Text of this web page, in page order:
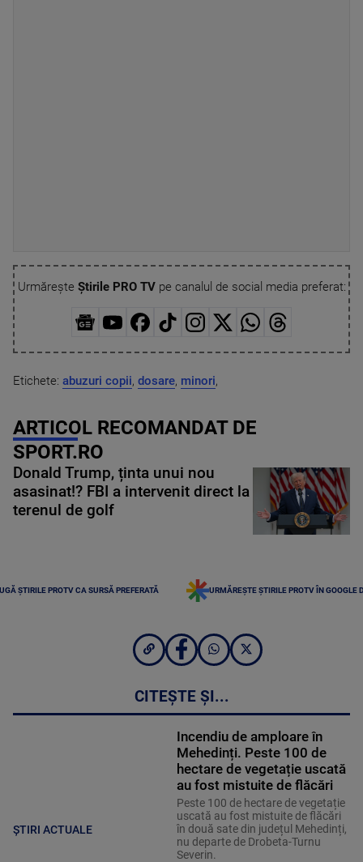
Urmărește Știrile PRO TVpe canalul de social media preferat:
Etichete: abuzuri copii, dosare, minori,
ARTICOL RECOMANDAT DE
SPORT.RO
Donald Trump, ținta unui nou
asasinat!? FBI a intervenit direct la
terenul de golf
ȘTIRILE PROTV CA SURSĂ PREFERATĂ URMĂREȘTE ȘTIRILE PROTV ÎN GOOGLE
CITEȘTE ȘI...
ȘTIRI ACTUALE
Incendiu de amploare în
Mehedinți. Peste 100 de
hectare de vegetație uscată
au fost mistuite de flăcări
Peste 100 de hectare de vegetație
uscată au fost mistuite de flăcări
în două sate din județul Mehedinți,
nu departe de Drobeta-Turnu
Severin.